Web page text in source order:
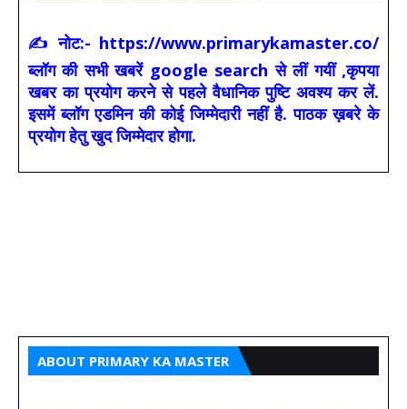
✍ नोट:- https://www.primarykamaster.co/
ब्लॉग की सभी खबरें google search से लीं गयीं ,कृपया
खबर का प्रयोग करने से पहले वैधानिक पुष्टि अवश्य कर लें.
इसमें ब्लॉग एडमिन की कोई जिम्मेदारी नहीं है. पाठक ख़बरे के
प्रयोग हेतु खुद जिम्मेदार होगा.
ABOUT PRIMARY KA MASTER